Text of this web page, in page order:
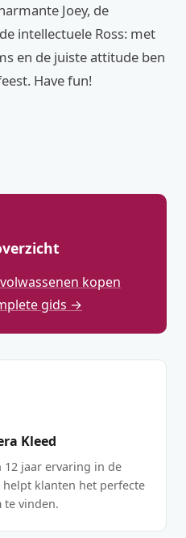
Joey, de
intellectuele Ross: met
en de juiste attitude ben
Have fun!
kopen
gids →
Kleed
12 jaar ervaring in de
klanten het perfecte
te vinden.